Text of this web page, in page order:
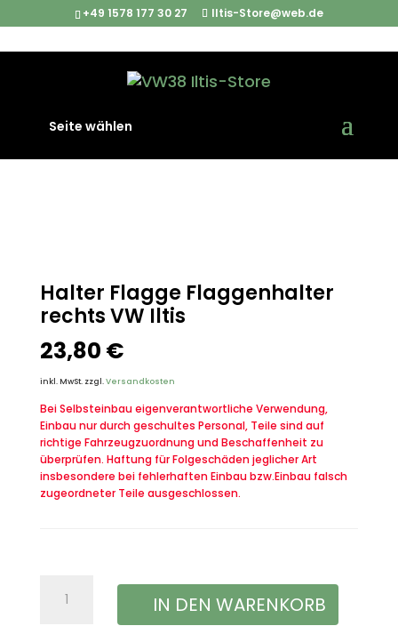
+49 1578 177 30 27 Iltis-Store@web.de
Seite wählen
Flaggenhalter rechts VW Iltis
Halter Flagge Flaggenhalter
rechts VW Iltis
23,80 €
inkl. MwSt. zzgl.Versandkosten
Bei Selbsteinbau eigenverantwortliche Verwendung,
Einbau nur durch geschultes Personal, Teile sind auf
richtige Fahrzeugzuordnung und Beschaffenheit zu
überprüfen. Haftung für Folgeschäden jeglicher Art
insbesondere bei fehlerhaften Einbau bzw.Einbau falsch
zugeordneter Teile ausgeschlossen.
Halter
IN DEN WARENKORB